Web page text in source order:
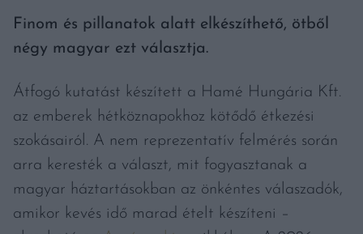
Finom és pillanatok alatt elkészíthető, ötből
négy magyar ezt választja.
Átfogó kutatást készített a Hamé Hungária Kft.
az emberek hétköznapokhoz kötődő étkezési
szokásairól. A nem reprezentatív felmérés során
arra keresték a választ, mit fogyasztanak a
magyar háztartásokban az önkéntes válaszadók,
amikor kevés idő marad ételt készíteni –